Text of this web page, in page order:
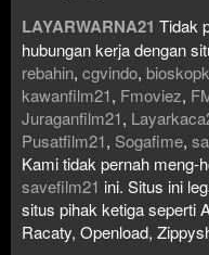
LAYARWARNA21 Tidak
hubungan kerja dengan
rebahin, cgvindo,
kawanfilm21, Fmoviez,
Juraganfilm21,
Pusatfilm21, Sogafime,
Kami tidak pernah meng-
savefilm21 ini. Situs ini
situs pihak ketiga seperti
Racaty, Openload,